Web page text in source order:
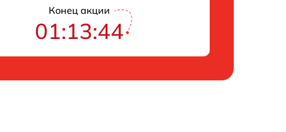
Конец акции
01:13:43